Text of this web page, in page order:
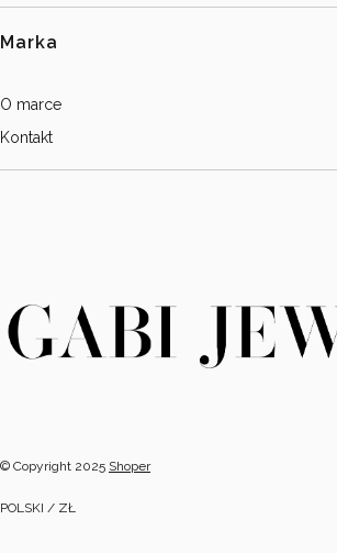
Marka
O marce
Kontakt
© Copyright 2025 Shoper
POLSKI / ZŁ